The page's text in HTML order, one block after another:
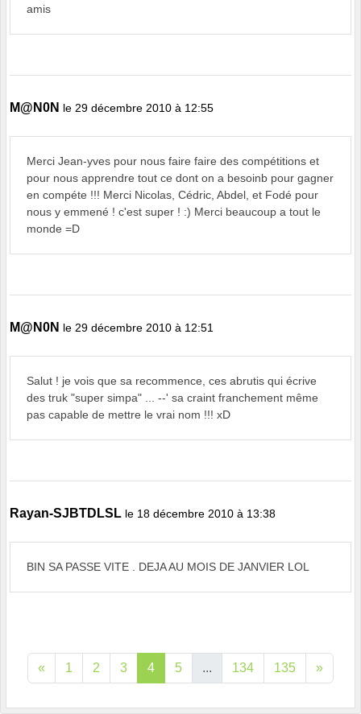
amis
M@N0N le 29 décembre 2010 à 12:55
Merci Jean-yves pour nous faire faire des compétitions et
pour nous apprendre tout ce dont on a besoinb pour gagner
en compéte !!! Merci Nicolas, Cédric, Abdel, et Fodé pour
nous y emmené ! c'est super ! :) Merci beaucoup a tout le
monde =D
M@N0N le 29 décembre 2010 à 12:51
Salut ! je vois que sa recommence, ces abrutis qui écrive
des truk "super simpa" ... --' sa craint franchement même
pas capable de mettre le vrai nom !!! xD
Rayan-SJBTDLSL le 18 décembre 2010 à 13:38
BIN SA PASSE VITE . DEJA AU MOIS DE JANVIER LOL
« 1 2 3 4 5 ... 134 135 »